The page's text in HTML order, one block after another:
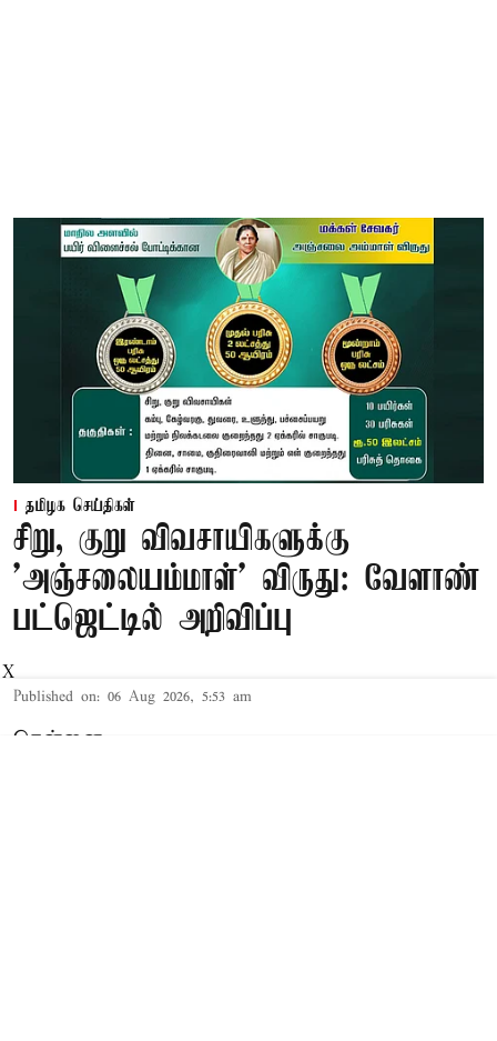
தமிழக செய்திகள்
சிறு, குறு விவசாயிகளுக்கு
'அஞ்சலையம்மாள்' விருது: வேளாண்
பட்ஜெட்டில் அறிவிப்பு
Published on: 06 Aug 2026, 5:53 am
சென்னை,
X